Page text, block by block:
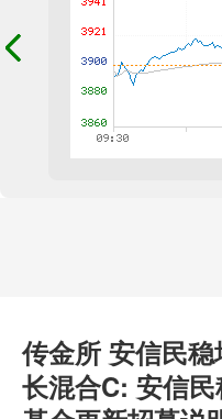
传金所 安信民
长混合C: 安信